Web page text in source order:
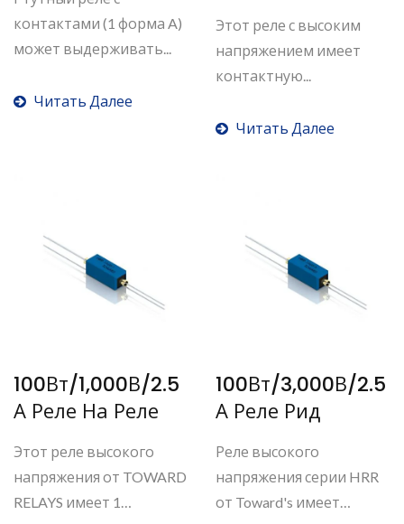
контактами (1 форма A)
может выдерживать...
Читать Далее
Этот реле с высоким
напряжением имеет
контактную...
Читать Далее
100Вт/1,000В/2.5
А Реле На Реле
Этот реле высокого
напряжения от TOWARD
RELAYS имеет 1
100Вт/3,000В/2.5
А Реле Рид
Реле высокого
напряжения серии HRR
от Toward's имеет